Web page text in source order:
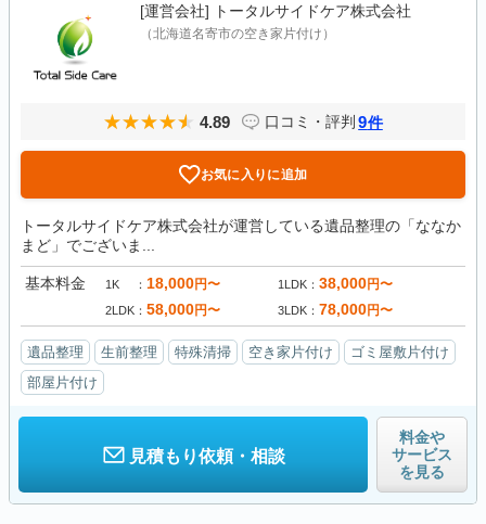
[運営会社] トータルサイドケア株式会社
（北海道名寄市の空き家片付け）
4.89 口コミ・評判 9件
お気に入りに追加
トータルサイドケア株式会社が運営している遺品整理の「ななか
まど」でございま...
基本料金 1K 18,000円〜 1LDK 38,000円〜
2LDK 58,000円〜 3LDK 78,000円〜
遺品整理 生前整理 特殊清掃 空き家片付け
ゴミ屋敷片付け
部屋片付け
見積もり依頼・相談
料金や
サービス
を見る